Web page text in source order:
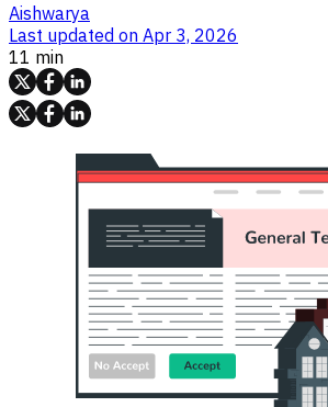
Aishwarya
Last updated on Apr 3, 2026
11 min